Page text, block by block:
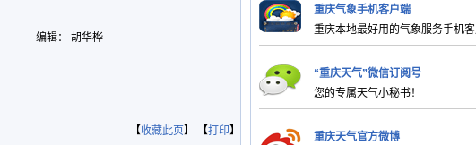
编辑： 胡华桦
【收藏此页】 【打印】
重庆气象手机客户端
重庆本地最好用的气象服务手机
“重庆天气”微信订阅号
您的专属天气小秘书！
重庆天气官方微博